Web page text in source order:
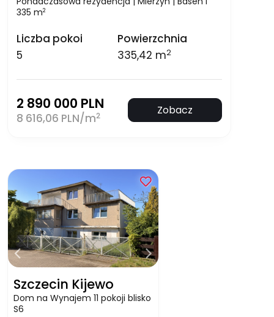
335 m2
Liczba pokoi
5
Powierzchnia
335,42 m2
2 890 000 PLN
8 616,06 PLN/m2 Zobacz
Szczecin Kijewo
Dom na Wynajem 11 pokoji blisko
S6